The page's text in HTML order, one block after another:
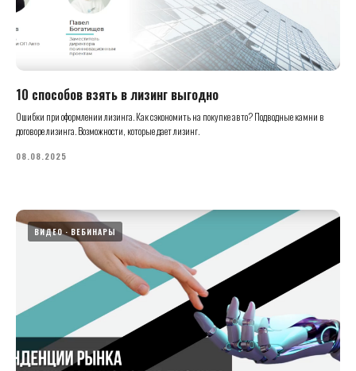
10 способов взять в лизинг выгодно
Ошибки при оформлении лизинга. Как сэкономить на покупке авто? Подводные камни в
договоре лизинга. Возможности, которые дает лизинг.
08.08.2025
ВИДЕО ВЕБИНАРЫ